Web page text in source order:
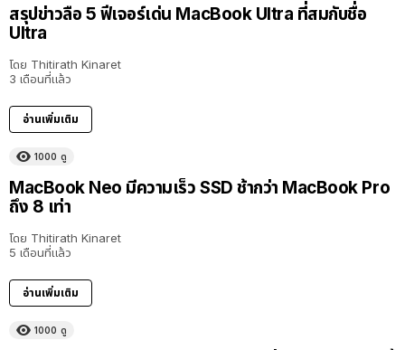
สรุปข่าวลือ 5 ฟีเจอร์เด่น MacBook Ultra ที่สมกับชื่อ
Ultra
โดย Thitirath Kinaret
3 เดือนที่แล้ว
อ่านเพิ่มเติม
1000 ดู
MacBook Neo มีความเร็ว SSD ช้ากว่า MacBook Pro
ถึง 8 เท่า
โดย Thitirath Kinaret
5 เดือนที่แล้ว
อ่านเพิ่มเติม
1000 ดู